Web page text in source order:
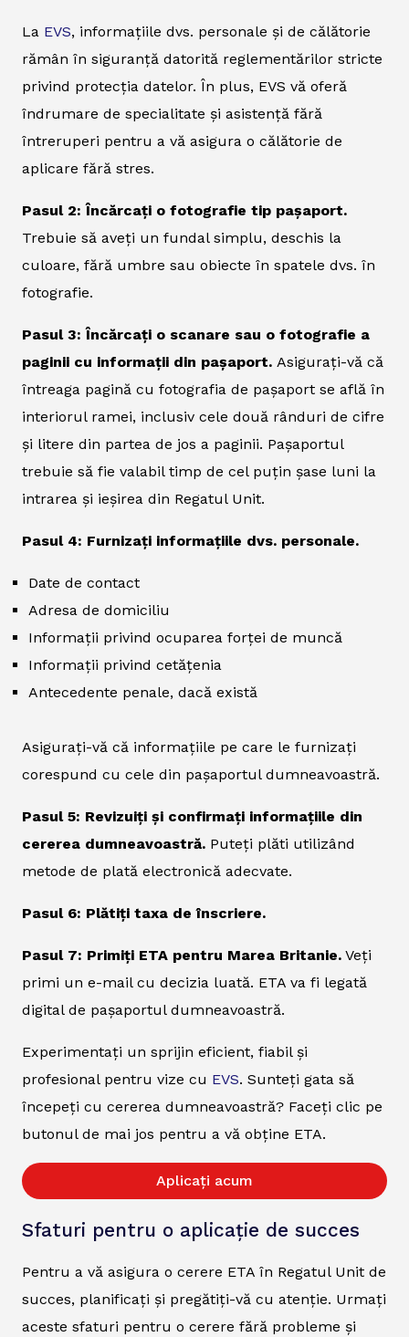
La EVS, informațiile dvs. personale și de călătorie
rămân în siguranță datorită reglementărilor stricte
privind protecția datelor. În plus, EVS vă oferă
îndrumare de specialitate și asistență fără
întreruperi pentru a vă asigura o călătorie de
aplicare fără stres.
Pasul 2: Încărcați o fotografie tip pașaport.
Trebuie să aveți un fundal simplu, deschis la
culoare, fără umbre sau obiecte în spatele dvs. în
fotografie.
Pasul 3: Încărcați o scanare sau o fotografie a
paginii cu informații din pașaport. Asigurați-vă că
întreaga pagină cu fotografia de pașaport se află în
interiorul ramei, inclusiv cele două rânduri de cifre
și litere din partea de jos a paginii. Pașaportul
trebuie să fie valabil timp de cel puțin șase luni la
intrarea și ieșirea din Regatul Unit.
Pasul 4: Furnizați informațiile dvs. personale.
Date de contact
Adresa de domiciliu
Informații privind ocuparea forței de muncă
Informații privind cetățenia
Antecedente penale, dacă există
Asigurați-vă că informațiile pe care le furnizați
corespund cu cele din pașaportul dumneavoastră.
Pasul 5: Revizuiți și confirmați informațiile din
cererea dumneavoastră. Puteți plăti utilizând
metode de plată electronică adecvate.
Pasul 6: Plătiți taxa de înscriere.
Pasul 7: Primiți ETA pentru Marea Britanie. Veți
primi un e-mail cu decizia luată. ETA va fi legată
digital de pașaportul dumneavoastră.
Experimentați un sprijin eficient, fiabil și
profesional pentru vize cu EVS. Sunteți gata să
începeți cu cererea dumneavoastră? Faceți clic pe
butonul de mai jos pentru a vă obține ETA.
Aplicați acum
Sfaturi pentru o aplicație de succes
Pentru a vă asigura o cerere ETA în Regatul Unit de
succes, planificați și pregătiți-vă cu atenție. Urmați
aceste sfaturi pentru o cerere fără probleme și